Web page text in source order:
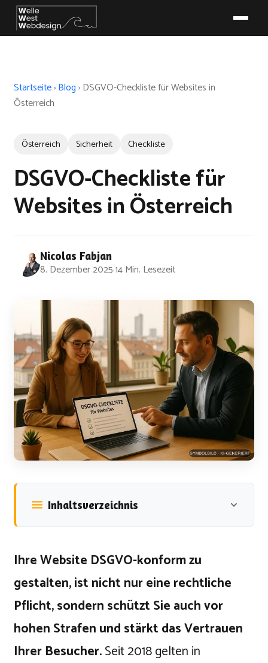
Startseite› Blog › DSGVO-Checkliste für Websites in
Österreich
Österreich Sicherheit Checkliste
DSGVO-Checkliste für
Websites in Österreich
Nicolas Fabjan
8. Dezember 2025·14 Min. Lesezeit
Inhaltsverzeichnis
Ihre Website DSGVO-konform zu
gestalten, ist nicht nur eine rechtliche
Pflicht, sondern schützt Sie auch vor
hohen Strafen und stärkt das Vertrauen
Ihrer Besucher.Seit 2018 gelten in